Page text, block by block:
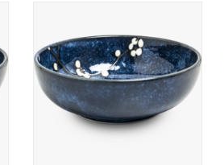
TOEVOEGEN AAN WINKELWAGEN